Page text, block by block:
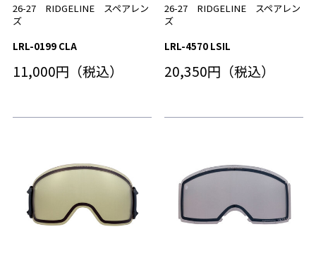
26-27 RIDGELINE スペアレン
ズ
LRL-0199 CLA
11,000円（税込）
26-27 RIDGELINE スペアレン
ズ
LRL-4570 LSIL
20,350円（税込）